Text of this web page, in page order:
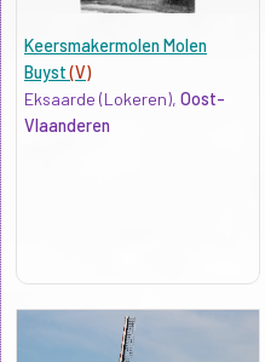
Keersmakermolen Molen
Buyst(V)
Eksaarde (Lokeren), Oost-
Vlaanderen